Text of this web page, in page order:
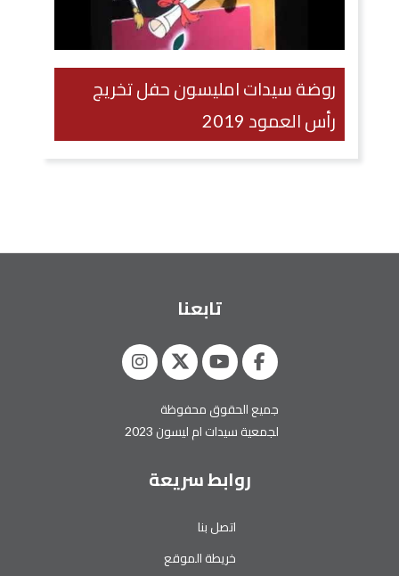
روضة سيدات امليسون حفل تخريج
رأس العمود 2019
تابعنا
جميع الحقوق محفوظة
لجمعية سيدات ام ليسون 2023
روابط سريعة
اتصل بنا
خريطة الموقع